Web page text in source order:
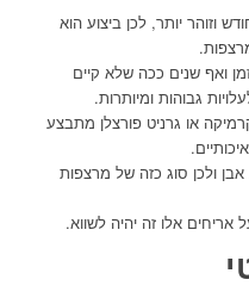
וזוהר יותר, לכן ביצוע הוא
ואף שנים ככה שלא קיים
גבוהות ומיותרות.
או גרניט פורצלן מתבצע
אבן ולכן סוג כזה של מרצפות
אלו זה יהיה לשווא.